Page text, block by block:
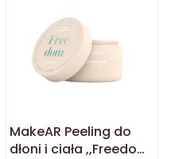
MakeAR Peeling do
dłoni i ciała ,,Freedom"